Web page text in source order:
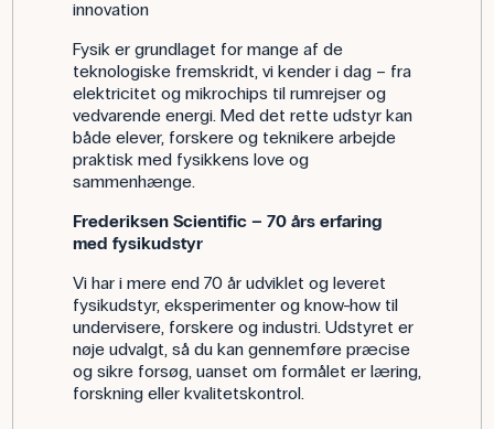
innovation
Fysik er grundlaget for mange af de
teknologiske fremskridt, vi kender i dag – fra
elektricitet og mikrochips til rumrejser og
vedvarende energi. Med det rette udstyr kan
både elever, forskere og teknikere arbejde
praktisk med fysikkens love og
sammenhænge.
Frederiksen Scientific – 70 års erfaring
med fysikudstyr
Vi har i mere end 70 år udviklet og leveret
fysikudstyr, eksperimenter og know-how til
undervisere, forskere og industri. Udstyret er
nøje udvalgt, så du kan gennemføre præcise
og sikre forsøg, uanset om formålet er læring,
forskning eller kvalitetskontrol.